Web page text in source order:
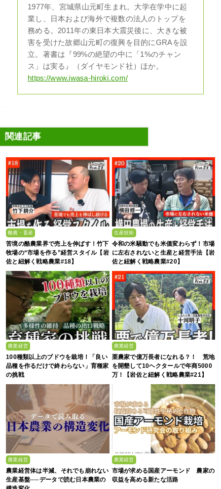
1977年、宮城県山元町生まれ。大学在学中に起
業し、日本および海外で複数の法人のトップを
務める。2011年の東日本大震災後に、大きな被
害を受けた故郷山元町の復興を目的にGRAを設
立。著書は『99%の絶望の中に「1%のチャン
ス」は実る』（ダイヤモンド社）ほか。
https://www.iwasa-hiroki.com/
関連記事
酪農・畜産
苦境の酪農業界で売上を伸ばす！竹下
牧場の“市場を作る”経営スタイル【岩
佐と紐解く戦略農業#18】
生産技術
令和の米騒動でも米価変わらず！市場
に左右されないと生産と経営手法【岩
佐と紐解く戦略農業#20】
農業経営
100種類以上のブドウを栽培！「良い
品種を作るだけで終わらない」育種家
の挑戦
農業経営
栗農家で億万長者になれる？！ 荒地
を開墾して10ヘクタールで年商5000
万！【岩佐と紐解く戦略農業#21】
農業経営
農業経営体は半減、それでも崩れない
生産基盤──データで読む日本農業の
農業経営
市場が求める国産アーモンド 農家の
収益を高める新たな活路